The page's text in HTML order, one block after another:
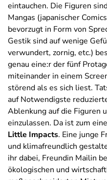
eintauchen. Die Figuren
Mangas (japanischer
bevorzugt in Form von
Gestik sind auf wenige
verwundert, zornig, etc.)
genau eine:r der fünf
miteinander in einem
störend als es sich liest.
auf Notwendigste
Ablenkung auf die Figuren
einzulassen. Da ist zum
Little Impacts. Eine junge
und klimafreundlich
ihr dabei, Freundin Mailin
ökologischen und